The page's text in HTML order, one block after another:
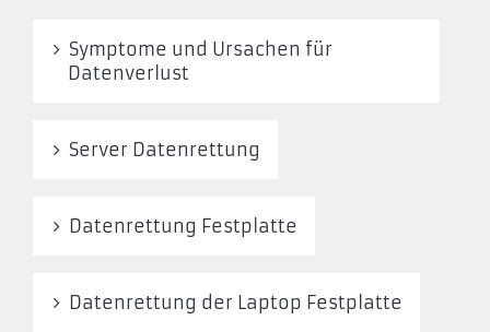
Symptome und Ursachen für
Datenverlust
Server Datenrettung
Datenrettung Festplatte
Datenrettung der Laptop Festplatte